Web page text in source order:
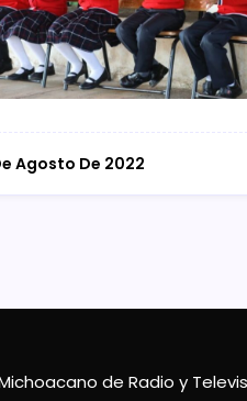
Agosto De 2022
de Radio y